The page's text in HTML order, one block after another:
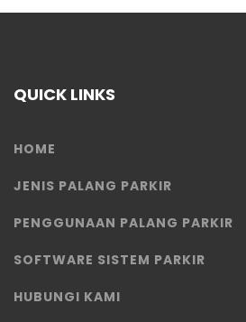
QUICK LINKS
HOME
JENIS PALANG PARKIR
PENGGUNAAN PALANG PARKIR
SOFTWARE SISTEM PARKIR
HUBUNGI KAMI